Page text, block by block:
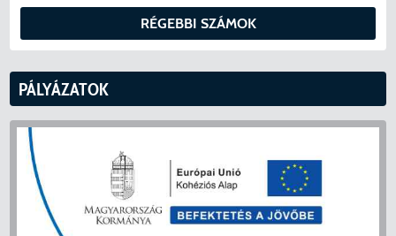
RÉGEBBI SZÁMOK
PÁLYÁZATOK